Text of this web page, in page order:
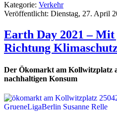
Kategorie: Verkehr
Veröffentlicht: Dienstag, 27. April
Earth Day 2021 – Mit
Richtung Klimaschutz
Der Ökomarkt am Kollwitzplatz
nachhaltigen Konsum